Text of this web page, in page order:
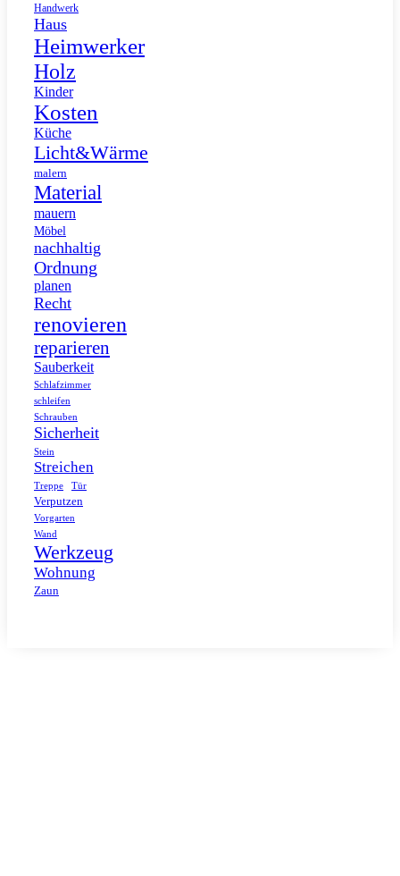
Handwerk
Haus
Heimwerker
Holz
Kinder
Kosten
Küche
Licht&Wärme
malern
Material
mauern
Möbel
nachhaltig
Ordnung
planen
Recht
renovieren
reparieren
Sauberkeit
Schlafzimmer
schleifen
Schrauben
Sicherheit
Stein
Streichen
Treppe Tür
Verputzen
Vorgarten
Wand
Werkzeug
Wohnung
Zaun